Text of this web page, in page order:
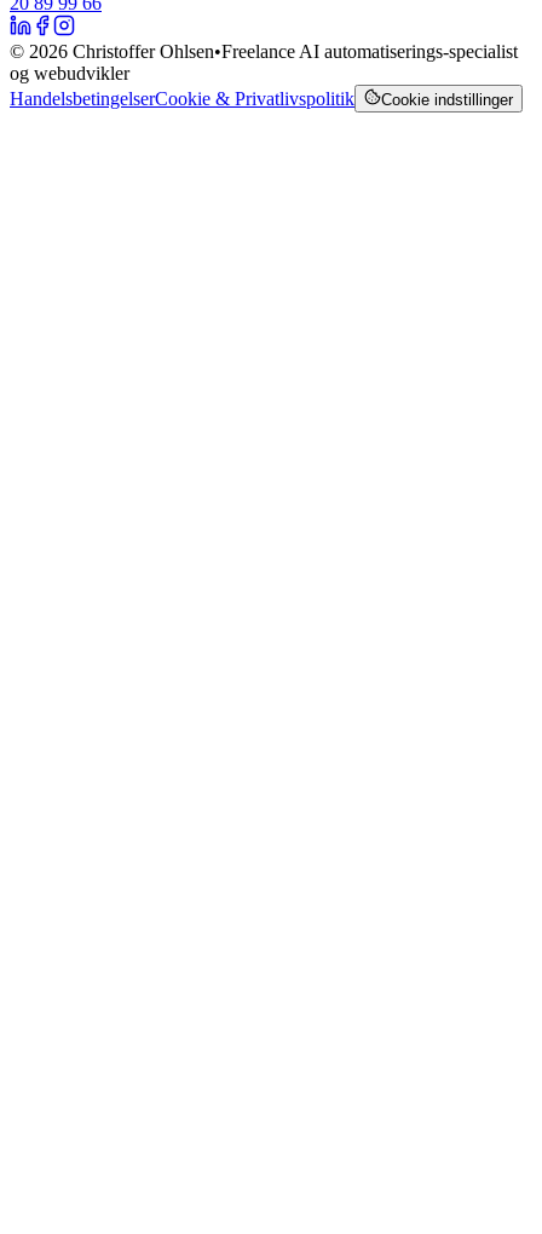
© 2026 Christoffer Ohlsen•Freelance AI automatiserings-specialist
og webudvikler
HandelsbetingelserCookie & Privatlivspolitik Cookie indstillinger